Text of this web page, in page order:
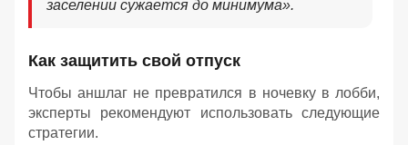
заселении сужается до минимума».
Как защитить свой отпуск
Чтобы аншлаг не превратился в ночевку в лобби,
эксперты рекомендуют использовать следующие
стратегии.